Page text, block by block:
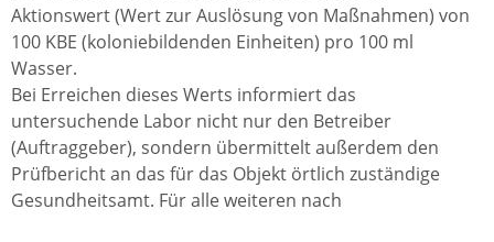
Aktionswert (Wert zur Auslösung von Maßnahmen) von
100 KBE (koloniebildenden Einheiten) pro 100 ml
Wasser.
Bei Erreichen dieses Werts informiert das
untersuchende Labor nicht nur den Betreiber
(Auftraggeber), sondern übermittelt außerdem den
Prüfbericht an das für das Objekt örtlich zuständige
Gesundheitsamt. Für alle weiteren nach